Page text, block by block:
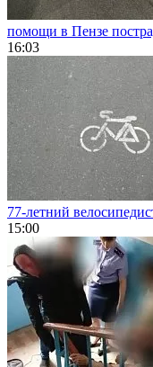
помощи в Пензе
16:03
77-летний
15:00